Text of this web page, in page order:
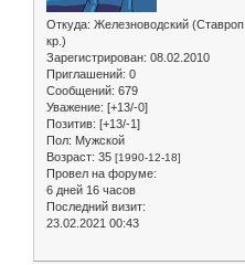
Откуда: Железноводский (Ставроп.
кр.)
Зарегистрирован: 08.02.2010
Приглашений: 0
Сообщений: 679
Уважение: [+13/-0]
Позитив: [+13/-1]
Пол: Мужской
Возраст: 35 [1990-12-18]
Провел на форуме:
6 дней 16 часов
Последний визит:
23.02.2021 00:43